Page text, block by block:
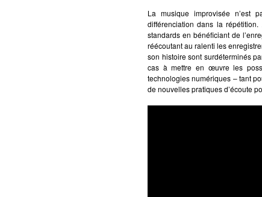
La musique improvisée n’est
différenciation dans la
standards en bénéficiant de
réécoutant au ralenti les
son histoire sont surdéterminés
cas à mettre en œuvre les
technologies numériques – tant
de nouvelles pratiques d’écoute